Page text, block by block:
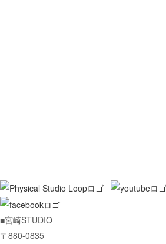
■宮崎STUDIO
〒880-0835